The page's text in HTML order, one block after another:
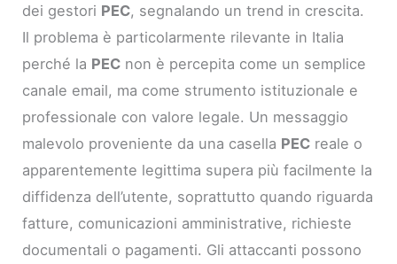
dei gestori PEC, segnalando un trend in crescita.
Il problema è particolarmente rilevante in Italia
perché la PEC non è percepita come un semplice
canale email, ma come strumento istituzionale e
professionale con valore legale. Un messaggio
malevolo proveniente da una casella PEC reale o
apparentemente legittima supera più facilmente la
diffidenza dell’utente, soprattutto quando riguarda
fatture, comunicazioni amministrative, richieste
documentali o pagamenti. Gli attaccanti possono